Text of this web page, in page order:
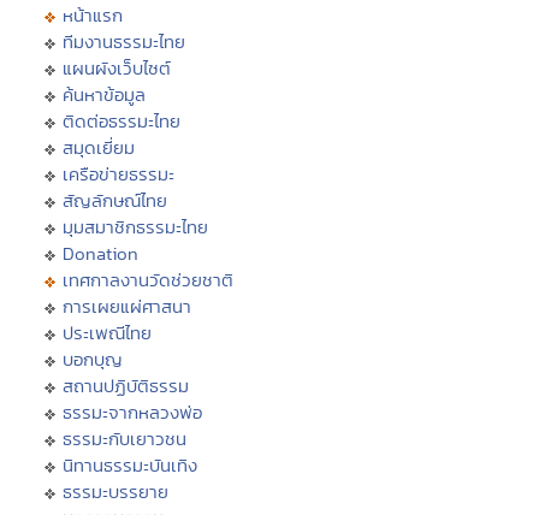
หน้าแรก
ทีมงานธรรมะไทย
แผนผังเว็บไซต์
ค้นหาข้อมูล
ติดต่อธรรมะไทย
สมุดเยี่ยม
เครือข่ายธรรมะ
สัญลักษณ์ไทย
มุมสมาชิกธรรมะไทย
Donation
เทศกาลงานวัดช่วยชาติ
การเผยแผ่ศาสนา
ประเพณีไทย
บอกบุญ
สถานปฏิบัติธรรม
ธรรมะจากหลวงพ่อ
ธรรมะกับเยาวชน
นิทานธรรมะบันเทิง
ธรรมะบรรยาย